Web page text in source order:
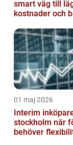
smart väg till
kostnader och
01 maj 2026
Interim
stockholm när företaget
behöver